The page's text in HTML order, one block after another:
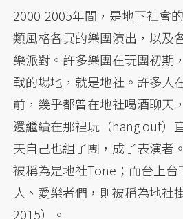
2000-2005年間，是地下社會
類風格各異的樂團演出，以及
樂派對。許多樂團在玩團初期
戰的場地，就是地社。許多人
前，幾乎都曾在地社喝酒聊天
還繼續在那裡玩（hang out）
天自己也組了團，成了表演者
被稱為是地社Tone；而台上台
人、愛樂者們，則被稱為地社
2015）。